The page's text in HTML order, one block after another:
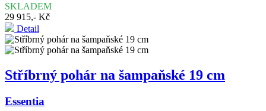
SKLADEM
29 915,- Kč
Detail
Stříbrný pohár na šampaňské 19 cm
Essentia